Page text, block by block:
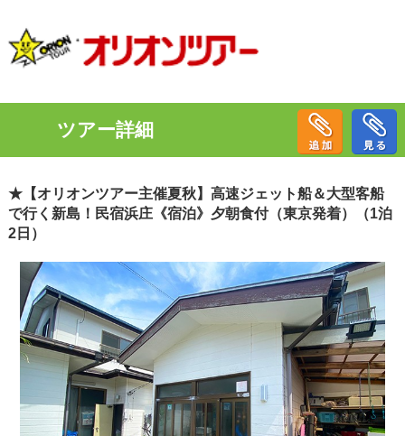
ツアー詳細
★【オリオンツアー主催夏秋】高速ジェット船＆大型客船
で行く新島！民宿浜庄《宿泊》夕朝食付（東京発着）（1泊
2日）